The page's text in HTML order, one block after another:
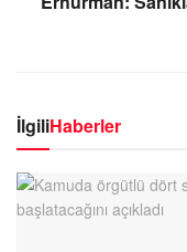
İlgiliHaberler